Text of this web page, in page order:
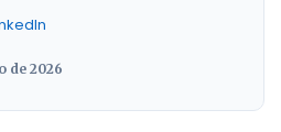
de 2026